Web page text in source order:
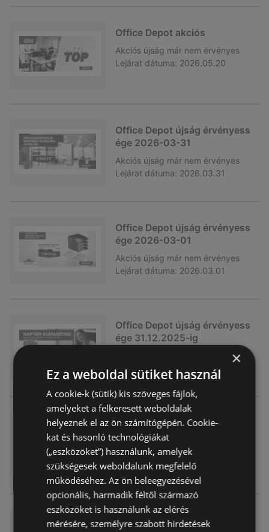
Office Depot akciós
Akciós újság már nem érvényes
Lejárat dátuma: 2026.05.20
Office Depot újság érvényess
ége 2026-03-31
Akciós újság már nem érvényes
Lejárat dátuma: 2026.03.31
Office Depot újság érvényess
ége 2026-03-01
Akciós újság már nem érvényes
Lejárat dátuma: 2026.03.01
Office Depot újság érvényess
ége 31.12.2025-ig
már nem érvényes
Lejárat dátuma:
2025.12.31
Office Depot újság érvényess
ége 30.11.2025-ig
Akciós újság már nem érvényes
Lejárat dátuma: 2025.11.30
Office Depot újság érvényess
×
Ez a weboldal sütiket használ
A cookie-k (sütik) kis szöveges fájlok,
amelyeket a felkeresett weboldalak
helyeznek el az ön számítógépén. Cookie-
kat és hasonló technológiákat
(„eszközöket”) használunk, amelyek
szükségesek weboldalunk megfelelő
működéséhez. Az ön beleegyezésével
opcionális, harmadik féltől származó
eszközöket is használunk az elérés
mérésére, személyre szabott hirdetések